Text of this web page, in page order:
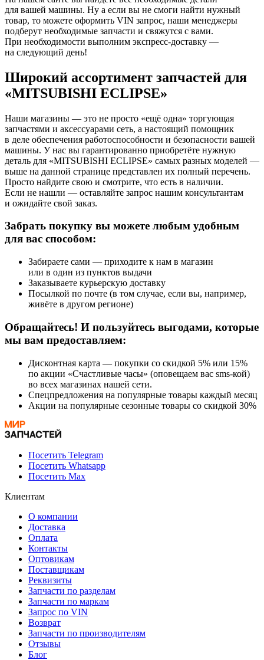
для вашей машины. Ну а если вы не смоги найти нужный
товар, то можете оформить VIN запрос, наши менеджеры
подберут необходимые запчасти и свяжутся с вами.
При необходимости выполним экспресс-доставку —
на следующий день!
Широкий ассортимент запчастей для
«MITSUBISHI ECLIPSE»
Наши магазины — это не просто «ещё одна» торгующая
запчастями и аксессуарами сеть, а настоящий помощник
в деле обеспечения работоспособности и безопасности вашей
машины. У нас вы гарантированно приобретёте нужную
деталь для «MITSUBISHI ECLIPSE» самых разных моделей —
выше на данной странице представлен их полный перечень.
Просто найдите свою и смотрите, что есть в наличии.
Если не нашли — оставляйте запрос нашим консультантам
и ожидайте свой заказ.
Забрать покупку вы можете любым удобным
для вас способом:
Забираете сами — приходите к нам в магазин
или в один из пунктов выдачи
Заказываете курьерскую доставку
Посылкой по почте (в том случае, если вы, например,
живёте в другом регионе)
Обращайтесь! И пользуйтесь выгодами, которые
мы вам предоставляем:
Дисконтная карта — покупки со скидкой 5% или 15%
по акции «Счастливые часы» (оповещаем вас sms-кой)
во всех магазинах нашей сети.
Спецпредложения на популярные товары каждый месяц
Акции на популярные сезонные товары со скидкой 30%
Посетить Telegram
Посетить Whatsapp
Посетить Max
Клиентам
О компании
Доставка
Оплата
Контакты
Оптовикам
Поставщикам
Реквизиты
Запчасти по разделам
Запчасти по маркам
Запрос по VIN
Возврат
Запчасти по производителям
Отзывы
Блог